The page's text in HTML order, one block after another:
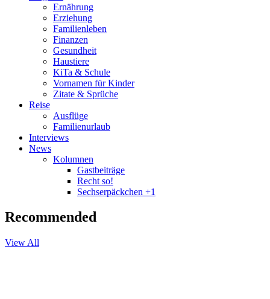
Ernährung
Erziehung
Familienleben
Finanzen
Gesundheit
Haustiere
KiTa & Schule
Vornamen für Kinder
Zitate & Sprüche
Reise
Ausflüge
Familienurlaub
Interviews
News
Kolumnen
Gastbeiträge
Recht so!
Sechserpäckchen +1
Recommended
View All